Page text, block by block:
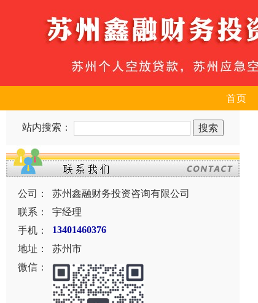
首页
站内搜索：
公司：
苏州鑫融财务投资咨询有限公司
联系：
宇经理
手机：
13401460376
地址：
苏州市
微信：